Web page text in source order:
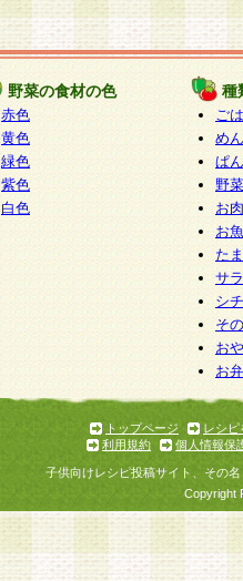
野菜の食材の色
赤色
黄色
緑色
紫色
白色
種
ご
めん
ぱん
野
お
お
た
サ
シ
そ
お
お
トップページ
レシピ
利用規約
個人情報保
子供向けレシピ投稿サイト、その
Copyright